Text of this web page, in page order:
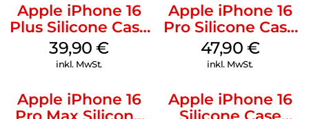
Apple iPhone 16
Plus Silicone Case
MagSafe Plum
39,90€
inkl. MwSt.
Apple iPhone 16
Pro Silicone Case
MagSafe Denim
47,90 €
inkl. MwSt.
Apple iPhone 16
Apple iPhone 16